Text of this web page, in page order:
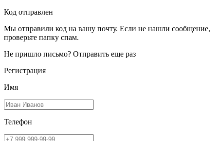
Код отправлен
Мы отправили код на вашу почту. Если не нашли сообщение,
проверьте папку спам.
Не пришло письмо? Отправить еще раз
Регистрация
Имя
Телефон